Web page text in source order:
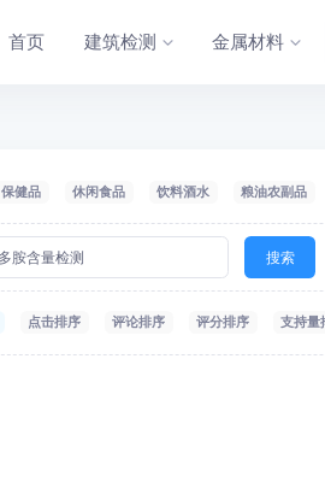
首页 建筑检测 金属材料
保健品 休闲食品 饮料酒水 粮油农副品
搜索
点击排序 评论排序 评分排序 支持量